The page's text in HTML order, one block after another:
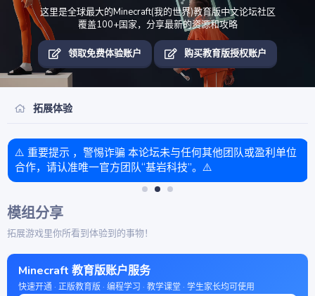
这里是全球最大的Minecraft(我的世界)教育版中文论坛社区
覆盖100+国家，分享最新的资源和攻略
领取免费体验账户 购买教育版授权账户
拓展体验
⚠️ 重要提示 ，警惕诈骗 本论坛未与任何其他团队或盈利单位
合作，请认准唯一官方团队“基岩科技”。⚠️
模组分享
拓展游戏里你所看到体验到的事物！
Minecraft 教育版账户服务
快速开通 · 正版教育版 · 编程学习 · 教学课堂 · 学生家长均可使用